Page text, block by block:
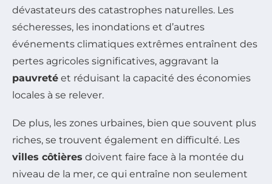
dévastateurs des catastrophes naturelles. Les
sécheresses, les inondations et d’autres
événements climatiques extrêmes entraînent des
pertes agricoles significatives, aggravant la
pauvreté et réduisant la capacité des économies
locales à se relever.
De plus, les zones urbaines, bien que souvent plus
riches, se trouvent également en difficulté. Les
villes côtières doivent faire face à la montée du
niveau de la mer, ce qui entraîne non seulement